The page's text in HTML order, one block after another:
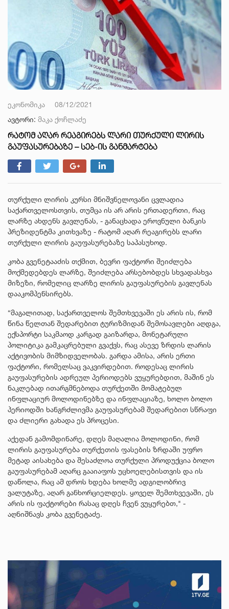
ეკონომიკა
08/12/2021
ავტორი: მაკა ქოჩლაძე
ᲠᲐᲢᲝᲛ ᲐᲦᲐᲠ ᲠᲔᲐᲒᲘᲠᲔᲑᲡ ᲚᲐᲠᲘ ᲗᲣᲠᲥᲣᲚᲘ ᲚᲘᲠᲘᲡ
ᲒᲐᲣᲤᲐᲡᲣᲠᲔᲑᲐᲖᲔ – ᲡᲔᲑ-ᲘᲡ ᲒᲐᲜᲛᲐᲠᲢᲔᲑᲐ
თურქული ლირის კურსი მნიშვნელოვანი ცვლადია
საქართველოსთვის, თუმცა ის არ არის ერთადერთი, რაც
ლარზე ახდენს გავლენას, - განაცხადა ეროვნული ბანკის
პრეზიდენტმა კითხვაზე - რატომ აღარ რეაგირებს ლარი
თურქული ლირის გაუფასურებაზე საპასუხოდ.
კობა გვენეტააძის თქმით, ბევრი ფაქტორი შეიძლება
მოქმედებდეს ლარზე, შეიძლება არსებობდეს სხვადასხვა
მიზეზი, რომელიც ლარზე ლირის გაუფასურების გავლენას
დააკომპენსირებს.
“მაგალითად, საქართველოს შემთხვევაში ეს არის ის, რომ
წინა წელთან შედარებით ტურიზმიდან შემოსავლები აღდგა,
ექსპორტი საკმაოდ კარგად გაიზარდა, მონეტარული
პოლიტიკა გამკაცრებული გვაქვს, რაც ასევე ზრდის ლარის
აქტივობის მიმზიდველობას. გარდა ამისა, არის ერთი
ფაქტორი, რომელსაც ვაკვირდებით. როდესაც ლირის
გაუფასურების ადრეულ პერიოდებს ვუყურებდით, მაშინ ეს
ნაკლებად ითარგმნებოდა თურქეთში მომატებულ
ინფლაციურ მოლოდინებზე და ინფლაციაზე, ხოლო ბოლო
პერიოდში ხანგრძლივმა გაუფასურებამ შედარებით სწრაფი
და ძლიერი გახადა ეს პროცესი.
აქედან გამომდინარე, დღეს მაღალია მოლოდინი, რომ
ლირის გაუფასურება თურქეთის ფასების ზრდაში უფრო
მეტად აისახება და შესაძლოა თურქული პროდუქცია ბოლო
გაუფასურებამ აღარც გააიაფოს უცხოელებისთვის და ის
დაწოლა, რაც ამ დროს ხდება ხოლმე ადგილობრივ
ვალუტაზე, აღარ განხორციელდეს. ყოველ შემთხვევაში, ეს
არის ის ფაქტორები რასაც დღეს ჩვენ ვუყურებთ," -
აღნიშნავს კობა გვენეტაძე.